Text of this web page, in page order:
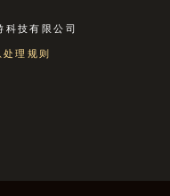
科技有限公司
理规则